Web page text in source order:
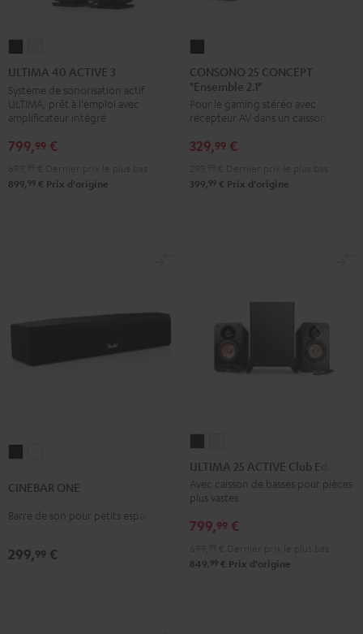
40
ACTIVE
3
Noir
40
ACTIVE
3
Blanc
ULTIMA 40 ACTIVE 3
Système de sonorisation actif
ULTIMA, prêt à l'emploi avec
amplificateur intégré
799,99 €
899, 99 € Prix d'origine
25
CONCEPT
"Ensemble
2.1"
Noir
CONSONO 25 CONCEPT
"Ensemble 2.1"
Pour le gaming stéréo avec
récepteur AV dans un caisson
329,99 €
399, 99 € Prix d'origine
NoirBlanc
CINEBAR ONE
Barre de son pour petits espaces
299,99 €
25
ACTIVE
Club
Edition
Black
25
ACTIVE
Club
Edition
White
ULTIMA 25 ACTIVE Club Edition
Avec caisson de basses pour pièces
plus vastes
799,99 €
849, 99 € Prix d'origine